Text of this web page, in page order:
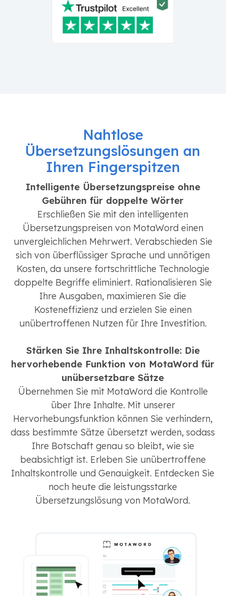
Nahtlose
Übersetzungslösungen an
Ihren Fingerspitzen
Intelligente Übersetzungspreise ohne
Gebühren für doppelte Wörter
Erschließen Sie mit den intelligenten
Übersetzungspreisen von MotaWord einen
unvergleichlichen Mehrwert. Verabschieden Sie
sich von überflüssiger Sprache und unnötigen
Kosten, da unsere fortschrittliche Technologie
doppelte Begriffe eliminiert. Rationalisieren Sie
Ihre Ausgaben, maximieren Sie die
Kosteneffizienz und erzielen Sie einen
unübertroffenen Nutzen für Ihre Investition.
Stärken Sie Ihre Inhaltskontrolle: Die
hervorhebende Funktion von MotaWord für
unübersetzbare Sätze
Übernehmen Sie mit MotaWord die Kontrolle
über Ihre Inhalte. Mit unserer
Hervorhebungsfunktion können Sie verhindern,
dass bestimmte Sätze übersetzt werden, sodass
Ihre Botschaft genau so bleibt, wie sie
beabsichtigt ist. Erleben Sie unübertroffene
Inhaltskontrolle und Genauigkeit. Entdecken Sie
noch heute die leistungsstarke
Übersetzungslösung von MotaWord.